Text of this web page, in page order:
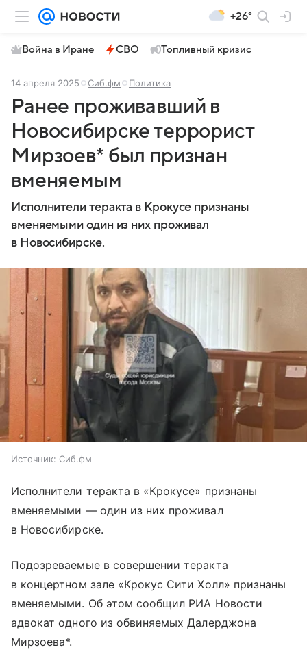
+26°
Война в Иране СВО Топливный кризис
14 апреля 2025 Сиб.фм Политика
Ранее проживавший в
Новосибирске террорист
Мирзоев* был признан
вменяемым
Исполнители теракта в Крокусе признаны
вменяемыми один из них проживал
в Новосибирске.
Источник: Сиб.фм
Исполнители теракта в «Крокусе» признаны
вменяемыми — один из них проживал
в Новосибирске.
Подозреваемые в совершении теракта
в концертном зале «Крокус Сити Холл» признаны
вменяемыми. Об этом сообщил РИА Новости
адвокат одного из обвиняемых Далерджона
Мирзоева*.